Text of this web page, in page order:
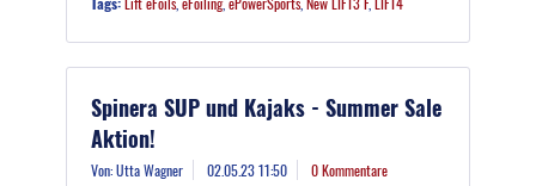
Spinera SUP und Kajaks - Summer Sale
Aktion!
Von: Utta Wagner 02.05.23 11:50 0 Kommentare